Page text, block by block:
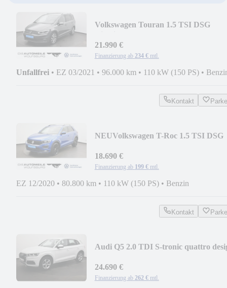
Volkswagen Touran 1.5 TSI DSG
21.990 €
Finanzierung ab 234 € mtl.
Unfallfrei • EZ 03/2021 • 96.000 km • 110 kW (150 PS) •
Kontakt
NEUVolkswagen T-Roc 1.5 TSI DSG
18.690 €
Finanzierung ab 199 € mtl.
EZ 12/2020 • 80.800 km • 110 kW (150 PS) • Benzin
Kontakt
Audi Q5 2.0 TDI S-tronic quattro
24.690 €
Finanzierung ab 262 € mtl.